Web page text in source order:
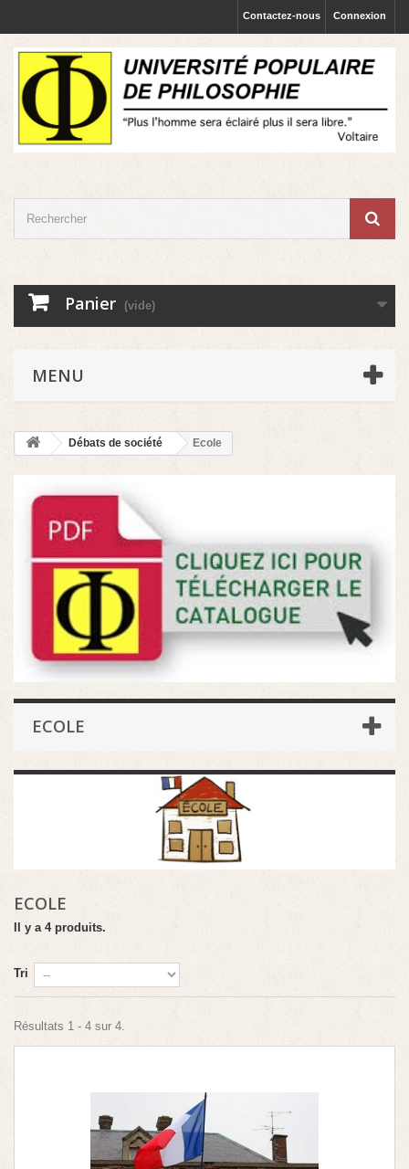
Connexion
Contactez-nous
Panier (vide)
MENU
Débats de société Ecole
ECOLE
ECOLE
Il y a 4 produits.
Tri
Résultats 1 - 4 sur 4.